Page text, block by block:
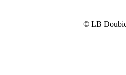
© LB